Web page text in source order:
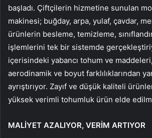
başladı. Çiftçilerin hizmetine sunulan
makinesi; buğday, arpa, yulaf, çavdar,
ürünlerin besleme, temizleme,
işlemlerini tek bir sistemde
içerisindeki yabancı tohum ve
aerodinamik ve boyut farklılıklarından
ayrıştırıyor. Zayıf ve düşük kaliteli
yüksek verimli tohumluk ürün elde
MALİYET AZALIYOR, VERİM ARTIYOR